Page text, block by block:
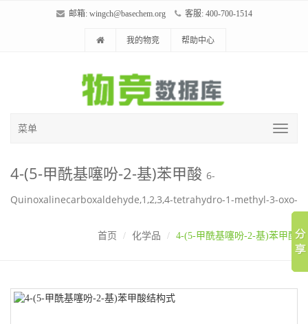
邮箱: wingch@basechem.org 客服: 400-700-1514
我的物竞 帮助中心
菜单
4-(5-甲酰基噻吩-2-基)苯甲酸 6-
Quinoxalinecarboxaldehyde,1,2,3,4-tetrahydro-1-methyl-3-oxo-
首页 化学品 4-(5-甲酰基噻吩-2-基)苯甲酸